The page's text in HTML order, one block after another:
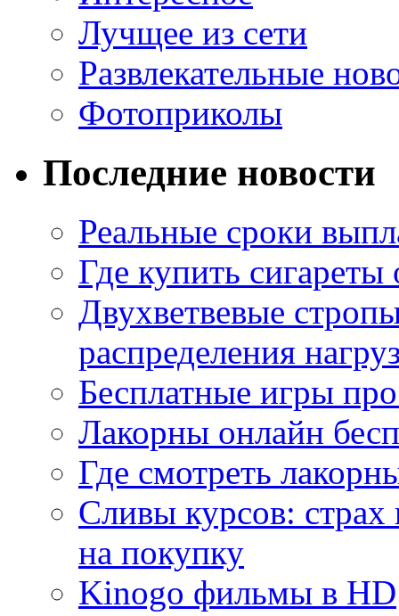
Лучщее из сети
Развлекательные
Фотоприколы
Последние новости
Реальные сроки
Где купить
Двухветвевые
распределения
Бесплатные игры
Лакорны онлайн
Где смотреть
Сливы курсов:
на покупку
Kinogo фильмы в HD